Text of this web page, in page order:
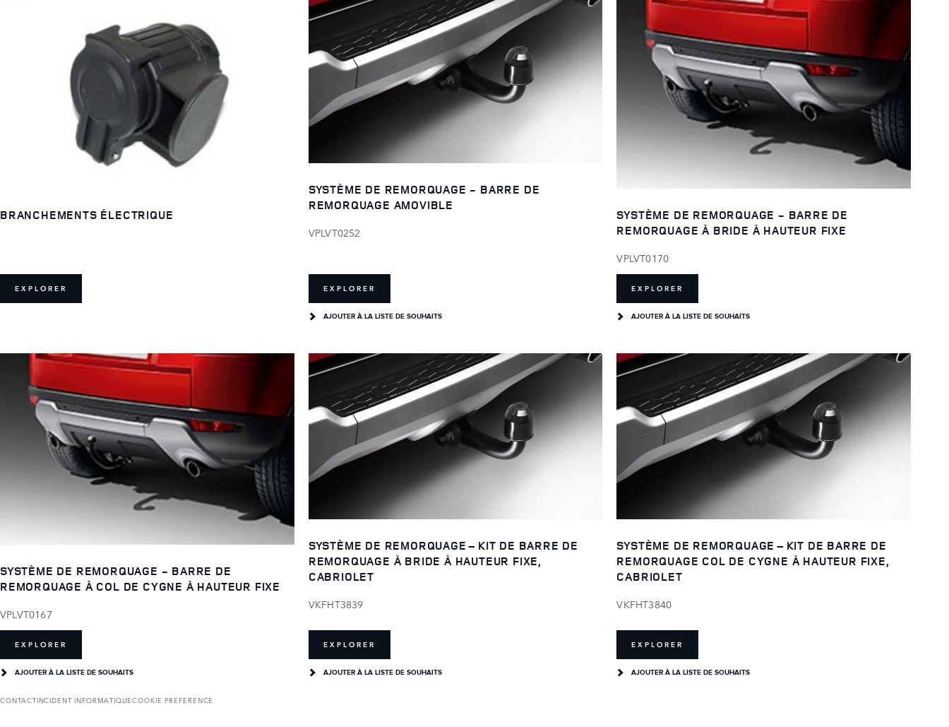
BRANCHEMENTS ÉLECTRIQUE
EXPLORER
SYSTÈME DE REMORQUAGE - BARRE DE
REMORQUAGE AMOVIBLE
VPLVT0252
EXPLORER
AJOUTER À LA LISTE DE SOUHAITS
SYSTÈME DE REMORQUAGE - BARRE DE
REMORQUAGE À BRIDE À HAUTEUR FIXE
VPLVT0170
EXPLORER
AJOUTER À LA LISTE DE SOUHAITS
SYSTÈME DE REMORQUAGE - BARRE DE
REMORQUAGE À COL DE CYGNE À HAUTEUR FIXE
VPLVT0167
EXPLORER
AJOUTER À LA LISTE DE SOUHAITS
SYSTÈME DE REMORQUAGE – KIT DE BARRE DE
REMORQUAGE À BRIDE À HAUTEUR FIXE,
CABRIOLET
VKFHT3839
EXPLORER
AJOUTER À LA LISTE DE SOUHAITS
SYSTÈME DE REMORQUAGE – KIT DE BARRE DE
REMORQUAGE COL DE CYGNE À HAUTEUR FIXE,
CABRIOLET
VKFHT3840
EXPLORER
AJOUTER À LA LISTE DE SOUHAITS
CONTACTINCIDENT INFORMATIQUECOOKIE PREFERENCE